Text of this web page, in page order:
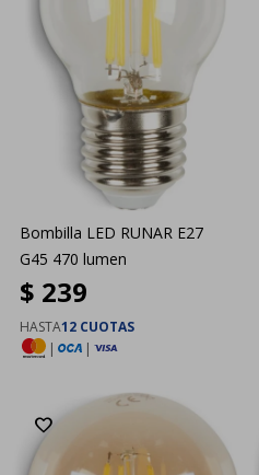
Bombilla LED RUNAR E27
G45 470 lumen
$ 239
HASTA12 CUOTAS
|
|